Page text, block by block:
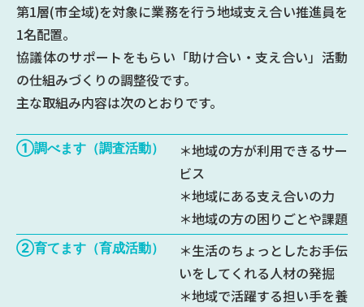
第1層(市全域)を対象に業務を行う地域支え合い推進員を
1名配置。
協議体のサポートをもらい「助け合い・支え合い」活動
の仕組みづくりの調整役です。
主な取組み内容は次のとおりです。
①調べます（調査活動）
＊地域の方が利用できるサー
ビス
＊地域にある支え合いの力
＊地域の方の困りごとや課題
②育てます（育成活動）
＊生活のちょっとしたお手伝
いをしてくれる人材の発掘
＊地域で活躍する担い手を養